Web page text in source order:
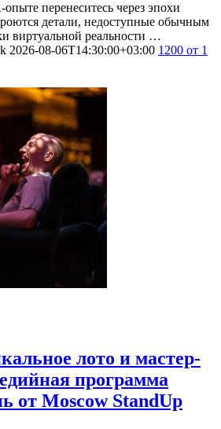
перенеситесь через эпохи
детали, недоступные обычным
виртуальной реальности …
2026-08-06T14:30:00+03:00 1200 от 1
лото и мастер-
программа
от Moscow StandUp